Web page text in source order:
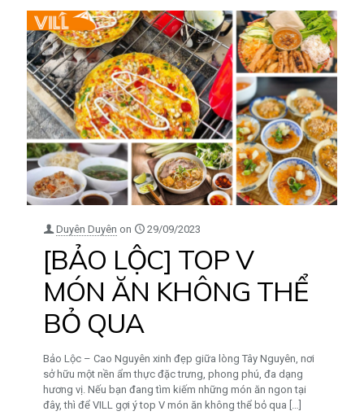
Duyên Duyên on 29/09/2023
[BẢO LỘC] TOP V
MÓN ĂN KHÔNG THỂ
BỎ QUA
Bảo Lộc – Cao Nguyên xinh đẹp giữa lòng Tây Nguyên, nơi
sở hữu một nền ẩm thực đặc trưng, phong phú, đa dạng
hương vị. Nếu bạn đang tìm kiếm những món ăn ngon tại
đây, thì để VILL gợi ý top V món ăn không thể bỏ qua